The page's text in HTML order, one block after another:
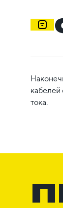
кабелей
тока.